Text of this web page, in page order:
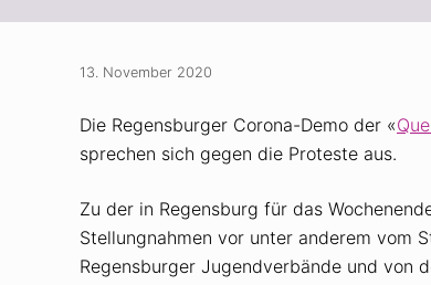
13. November 2020
Die Regensburger Corona-Demo der «
sprechen sich gegen die Proteste aus.
Zu der in Regensburg für das
Stellungnahmen vor unter anderem vom
Regensburger Jugendverbände und von